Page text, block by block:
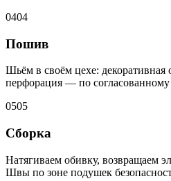
0404
Пошив
Шьём в своём цехе: декоративная
перфорация — по согласованному
0505
Сборка
Натягиваем обивку, возвращаем
Швы по зоне подушек